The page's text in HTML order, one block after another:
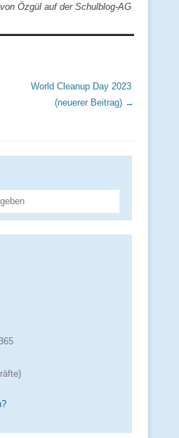
Özgül auf der Schulblog-AG
World Cleanup Day 2023
(neuerer Beitrag) →